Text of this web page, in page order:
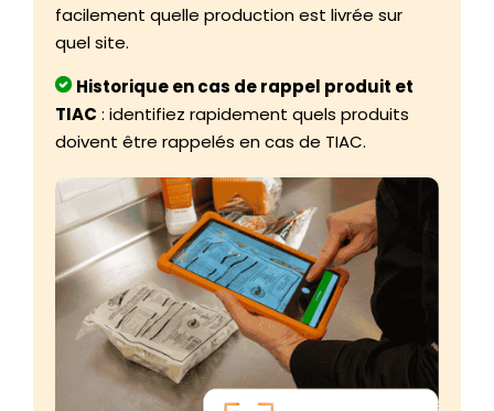
facilement quelle production est livrée sur
quel site.
Historique en cas de rappel produit et
TIAC : identifiez rapidement quels produits
doivent être rappelés en cas de TIAC.